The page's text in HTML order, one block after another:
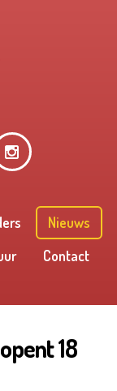
Nieuws
Contact
18